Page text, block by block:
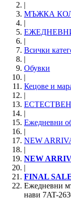
|
МЪЖКА
|
|
Всички
|
Обувки
|
Кецове и
|
|
Ежедневни
|
NEW
|
NEW
|
FINAL
Ежедневни
нави 7AT-